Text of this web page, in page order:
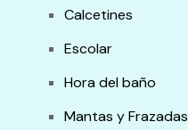
Calcetines
Escolar
Hora del baño
Mantas y Frazadas